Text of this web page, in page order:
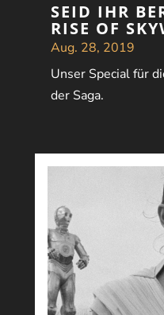
SEID IHR
RISE OF
Aug. 28, 2019
Unser Special für
der Saga.